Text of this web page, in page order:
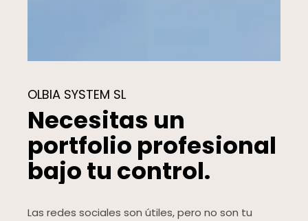
OLBIA SYSTEM SL
Necesitas un
portfolio profesional
bajo tu control.
Las redes sociales son útiles, pero no son tu